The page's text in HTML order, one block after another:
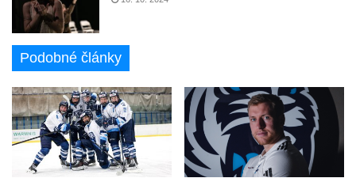
Podobné články